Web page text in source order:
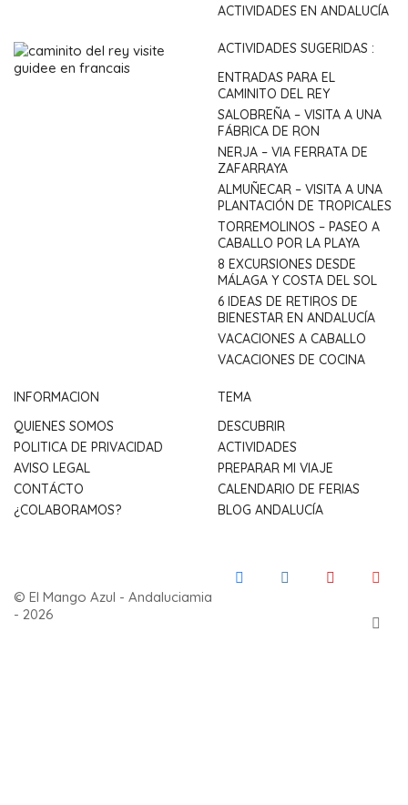
ACTIVIDADES EN ANDALUCÍA
ACTIVIDADES SUGERIDAS :
ENTRADAS PARA EL
CAMINITO DEL REY
SALOBREÑA – VISITA A UNA
FÁBRICA DE RON
NERJA – VIA FERRATA DE
ZAFARRAYA
ALMUÑECAR – VISITA A UNA
PLANTACIÓN DE TROPICALES
TORREMOLINOS – PASEO A
CABALLO POR LA PLAYA
8 EXCURSIONES DESDE
MÁLAGA Y COSTA DEL SOL
6 IDEAS DE RETIROS DE
BIENESTAR EN ANDALUCÍA
VACACIONES A CABALLO
VACACIONES DE COCINA
INFORMACION
QUIENES SOMOS
POLITICA DE PRIVACIDAD
AVISO LEGAL
CONTÁCTO
¿COLABORAMOS?
TEMA
DESCUBRIR
ACTIVIDADES
PREPARAR MI VIAJE
CALENDARIO DE FERIAS
BLOG ANDALUCÍA
© El Mango Azul - Andaluciamia
- 2026